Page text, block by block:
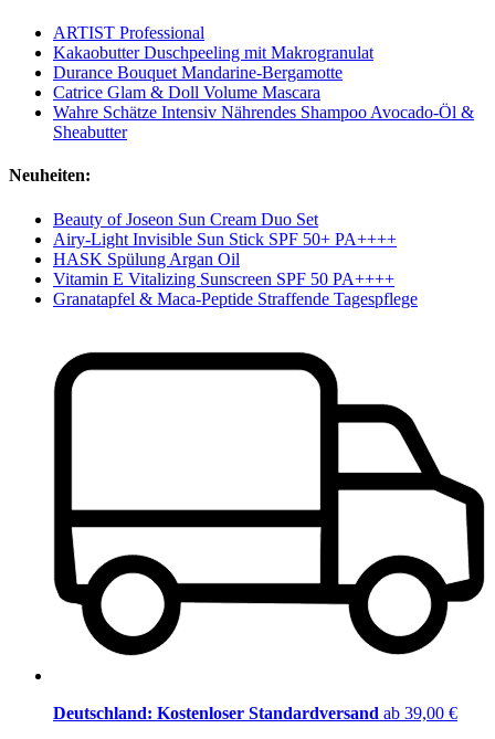
ARTIST Professional
Kakaobutter Duschpeeling mit Makrogranulat
Durance Bouquet Mandarine-Bergamotte
Catrice Glam & Doll Volume Mascara
Wahre Schätze Intensiv Nährendes Shampoo Avocado-Öl &
Sheabutter
Neuheiten:
Beauty of Joseon Sun Cream Duo Set
Airy-Light Invisible Sun Stick SPF 50+ PA++++
HASK Spülung Argan Oil
Vitamin E Vitalizing Sunscreen SPF 50 PA++++
Granatapfel & Maca-Peptide Straffende Tagespflege
Deutschland: Kostenloser Standardversand ab 39,00 €